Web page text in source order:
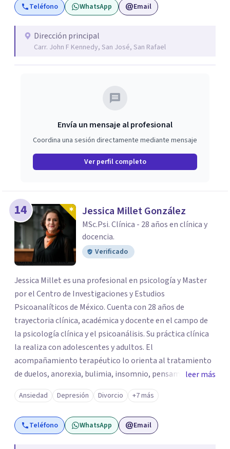
internacional como miembro fundador, desde 2019, del
Internacional de Foros del Campo Lacaniano.
Teléfono WhatsApp Email
Dirección principal
Carr. John F Kennedy, San José, San Rafael
Envía un mensaje al profesional
Coordina una sesión directamente mediante mensaje
Ver perfil completo
14 Jessica Millet González
MSc.Psi. Clínica - 28 años en clínica y
docencia.
Verificado
Jessica Millet es una profesional en psicología y Master
por el Centro de Investigaciones y Estudios
Psicoanalíticos de México. Cuenta con 28 años de
trayectoria clínica, académica y docente en el campo de
la psicología clínica y el psicoanálisis. Su práctica clínica
la realiza con adolescentes y adultos. El
acompañamiento terapéutico lo orienta al tratamiento
de duelos, anorexia, bulimia, insomnio, pensamientos
obsesivos, angustia, crisis de pareja, depresión, TOC,
cutting, malestar existencial, procesos de cambio y
transiciones vitales que requieren un espacio de
acompañamiento terapéutico
leer más
Ansiedad Depresión Divorcio +7 más
Teléfono WhatsApp Email